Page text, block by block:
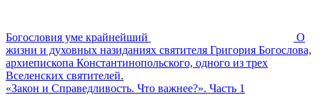
Богословия уме крайнейший
О
жизни и духовных назиданиях святителя Григория Богослова,
архиепископа Константинопольского, одного из трех
Вселенских святителей.
«Закон и Справедливость. Что важнее?». Часть 1